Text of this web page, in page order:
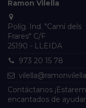
Ramon Vilella
Políg. Ind. "Camí dels
Frares" C/F
25190 - LLEIDA
973 20 15 78
Contáctanos
encantados de